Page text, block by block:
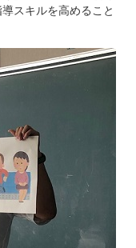
スキルを高めること